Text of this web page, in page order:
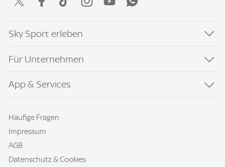
Sky Sport erleben
Für Unternehmen
App & Services
Häufige Fragen
Impressum
AGB
Datenschutz & Cookies